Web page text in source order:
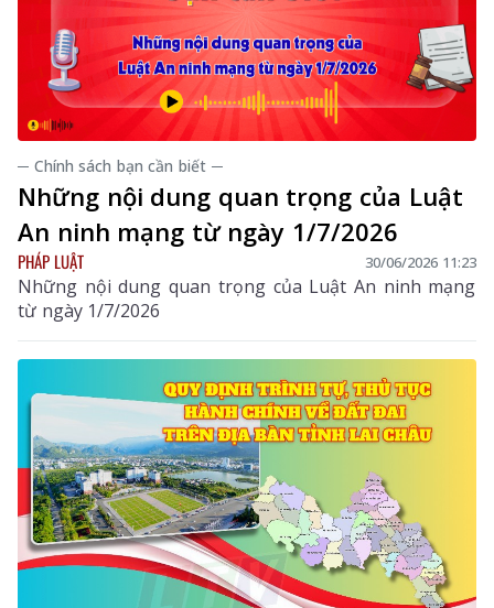
─ Chính sách bạn cần biết ─
Những nội dung quan trọng của Luật
An ninh mạng từ ngày 1/7/2026
PHÁP LUẬT 30/06/2026 11:23
Những nội dung quan trọng của Luật An ninh mạng
từ ngày 1/7/2026